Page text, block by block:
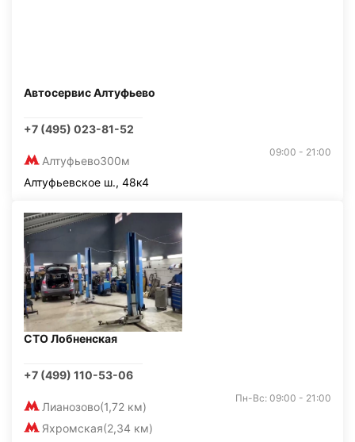
Автосервис Алтуфьево
+7 (495) 023-81-52
Алтуфьево300м
09:00 - 21:00
Алтуфьевское ш., 48к4
СТО Лобненская
+7 (499) 110-53-06
Лианозово(1,72 км)
Яхромская(2,34 км)
Пн-Вс: 09:00 - 21:00